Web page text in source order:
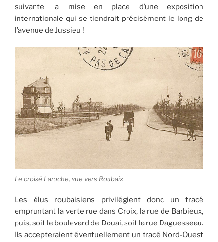
suivante la mise en place d’une exposition
internationale qui se tiendrait précisément le long de
l’avenue de Jussieu !
Le croisé Laroche, vue vers Roubaix
Les élus roubaisiens privilégient donc un tracé
empruntant la verte rue dans Croix, la rue de Barbieux,
puis, soit le boulevard de Douai, soit la rue Daguesseau.
Ils accepteraient éventuellement un tracé Nord-Ouest